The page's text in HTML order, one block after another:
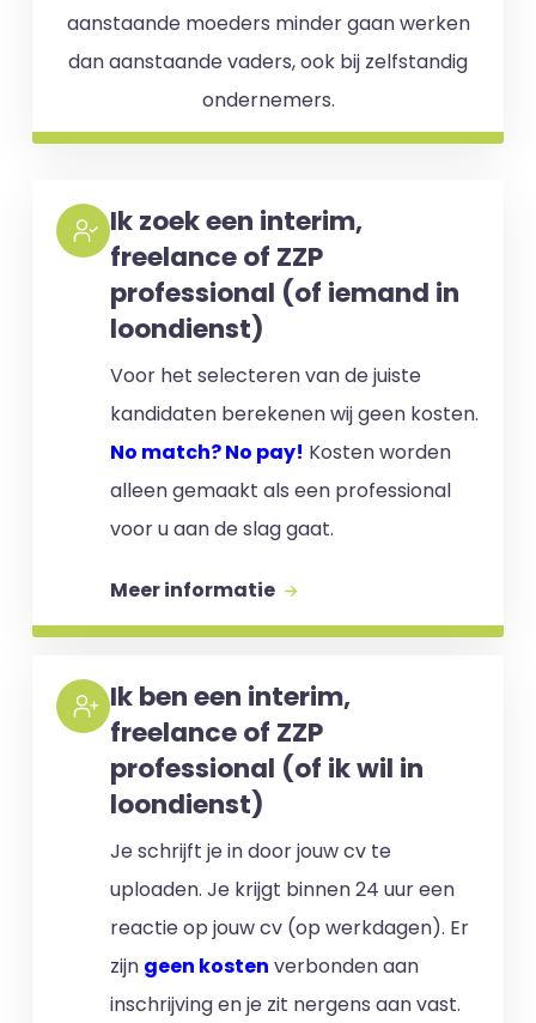
aanstaande moeders minder gaan werken
dan aanstaande vaders, ook bij zelfstandig
ondernemers.
Ik zoek een interim,
freelance of ZZP
professional (of iemand in
loondienst)
Voor het selecteren van de juiste
kandidaten berekenen wij geen kosten.
No match? No pay! Kosten worden
alleen gemaakt als een professional
voor u aan de slag gaat.
Meer informatie
Ik ben een interim,
freelance of ZZP
professional (of ik wil in
loondienst)
Je schrijft je in door jouw cv te
uploaden. Je krijgt binnen 24 uur een
reactie op jouw cv (op werkdagen). Er
zijn geen kosten verbonden aan
inschrijving en je zit nergens aan vast.